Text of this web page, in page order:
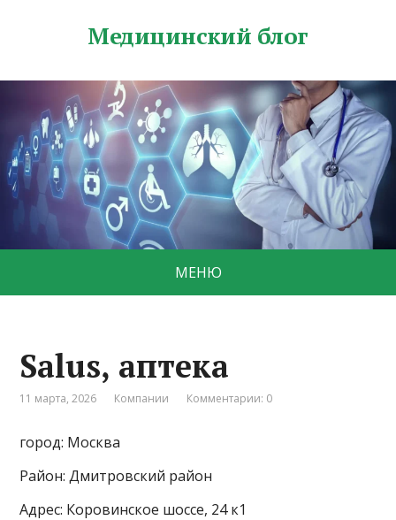
Медицинский блог
МЕНЮ
Salus, аптека
11 марта, 2026 Компании Комментарии: 0
город: Москва
Район: Дмитровский район
Адрес: Коровинское шоссе, 24 к1